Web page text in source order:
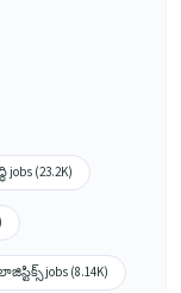
(23.2K)
jobs (8.14K)